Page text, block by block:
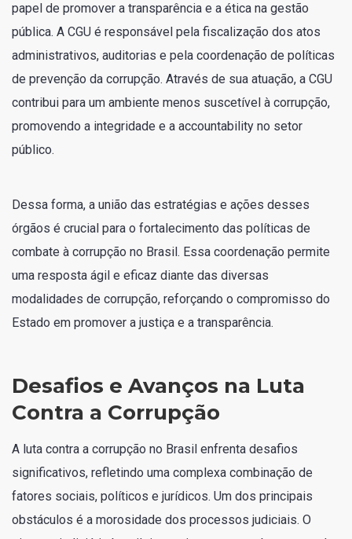
papel de promover a transparência e a ética na gestão
pública. A CGU é responsável pela fiscalização dos atos
administrativos, auditorias e pela coordenação de políticas
de prevenção da corrupção. Através de sua atuação, a CGU
contribui para um ambiente menos suscetível à corrupção,
promovendo a integridade e a accountability no setor
público.
Dessa forma, a união das estratégias e ações desses
órgãos é crucial para o fortalecimento das políticas de
combate à corrupção no Brasil. Essa coordenação permite
uma resposta ágil e eficaz diante das diversas
modalidades de corrupção, reforçando o compromisso do
Estado em promover a justiça e a transparência.
Desafios e Avanços na Luta
Contra a Corrupção
A luta contra a corrupção no Brasil enfrenta desafios
significativos, refletindo uma complexa combinação de
fatores sociais, políticos e jurídicos. Um dos principais
obstáculos é a morosidade dos processos judiciais. O